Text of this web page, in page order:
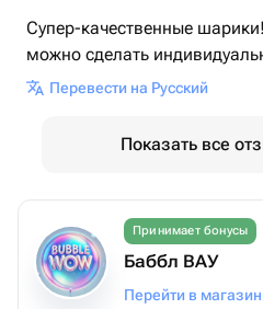
Супер-качественные
можно сделать
Перевести на Русский
Показать все
Принимает бонусы
Баббл ВАУ
Перейти в магазин